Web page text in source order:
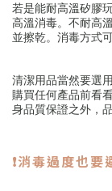
若是能耐高溫矽膠
高溫消毒。不耐高
並擦乾。消毒方式
清潔用品當然要選
購買任何產品前看
身品質保證之外，
❗消毒過度也要